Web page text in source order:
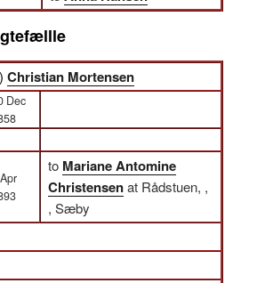
) Christian Mortensen
Dec
to Mariane Antomine
Christensenat Rådstuen, ,
, Sæby